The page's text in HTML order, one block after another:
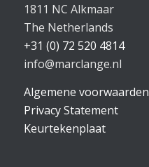
1811 NC Alkmaar
The Netherlands
+31 (0) 72 520 4814
info@marclange.nl
Algemene voorwaarden
Privacy Statement
Keurtekenplaat